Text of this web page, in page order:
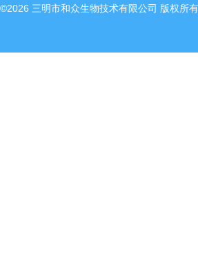
©2026 三明市和众生物技术有限公司 版权所